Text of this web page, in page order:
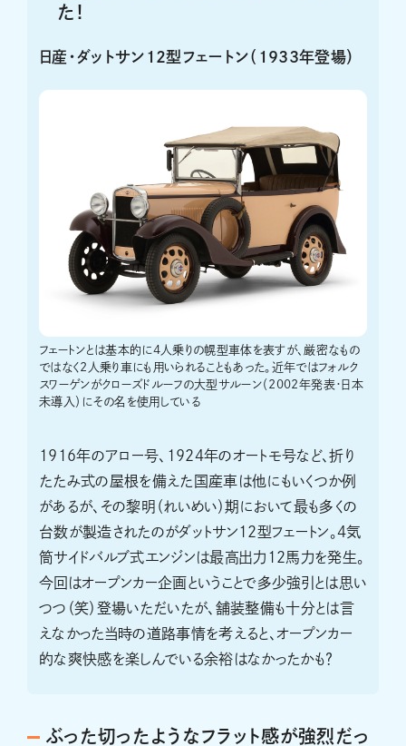
た！
日産・ダットサン12型フェートン（1933年登場）
フェートンとは基本的に4人乗りの幌型車体を表すが、厳密なもの
ではなく2人乗り車にも用いられることもあった。近年ではフォルク
スワーゲンがクローズドルーフの大型サルーン（2002年発表・日本
未導入）にその名を使用している
1916年のアロー号、1924年のオートモ号など、折り
たたみ式の屋根を備えた国産車は他にもいくつか例
があるが、その黎明（れいめい）期において最も多くの
台数が製造されたのがダットサン12型フェートン。4気
筒サイドバルブ式エンジンは最高出力12馬力を発生。
今回はオープンカー企画ということで多少強引とは思い
つつ（笑）登場いただいたが、舗装整備も十分とは言
えなかった当時の道路事情を考えると、オープンカー
的な爽快感を楽しんでいる余裕はなかったかも？
ぶった切ったようなフラット感が強烈だっ